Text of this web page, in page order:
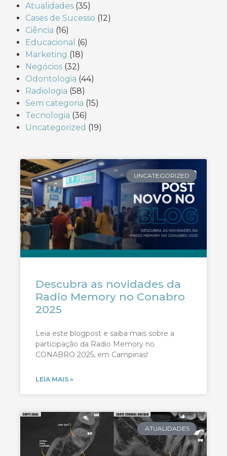
Atualidades (35)
Cases de Sucesso (12)
Ciência (16)
Educacional (6)
Marketing (18)
Negócios (32)
Odontologia (44)
Radiologia (58)
Sem categoria (15)
Tecnologia (36)
Uncategorized (19)
UNCATEGORIZED
Descubra as novidades da
Radio Memory no Conabro
2025
Leia este blogpost e saiba mais sobre a
participação da Radio Memory no
CONABRO 2025, em Campinas!
LEIA MAIS »
ATUALIDADES